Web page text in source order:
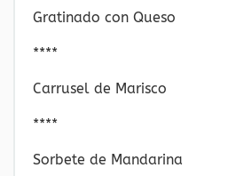
Gratinado con Queso
****
Carrusel de Marisco
****
Sorbete de Mandarina